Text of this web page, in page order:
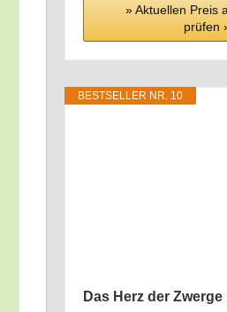
» Aktu­el­len Preis
prü­fen
BEST­SEL­LER NR. 10
Das Herz der Zwer­ge